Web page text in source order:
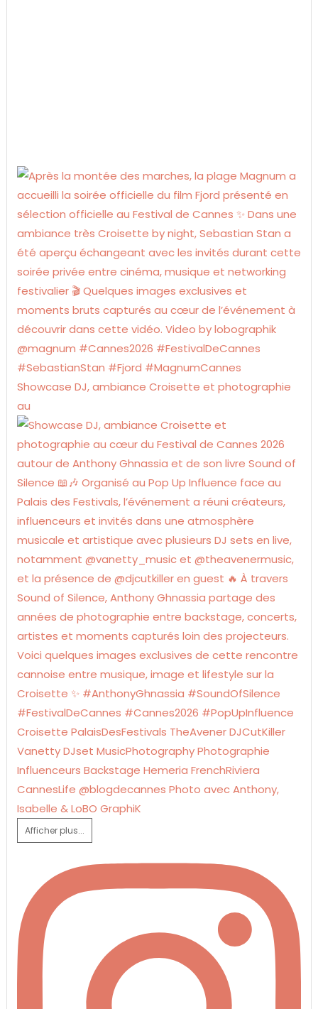
Showcase DJ, ambiance Croisette et photographie
au
Afficher plus...